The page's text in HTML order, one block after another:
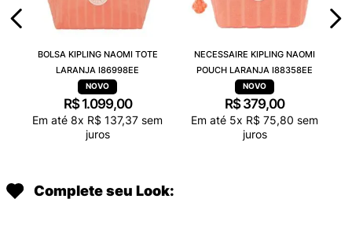
BOLSA KIPLING NAOMI TOTE
LARANJA I86998EE
R$ 1.099,00
Em até 8x R$ 137,37 sem
juros
NECESSAIRE KIPLING NAOMI
POUCH LARANJA I88358EE
R$ 379,00
Em até 5x R$ 75,80 sem
juros
Complete seu Look: